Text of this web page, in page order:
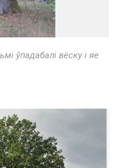
ўпадабалі вёску і яе